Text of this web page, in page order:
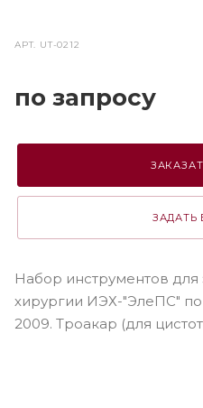
АРТ. UT-0212
по запросу
ЗАДАТЬ
Набор инструментов
хирургии ИЭХ-"ЭлеПС" по
2009. Троакар (для